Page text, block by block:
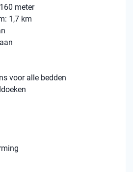
meter
1,7 km
voor alle bedden